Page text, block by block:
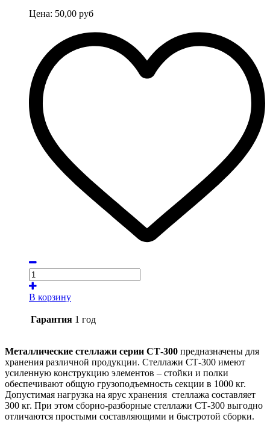
Цена: 50,00 руб
В корзину
Гарантия 1 год
Металлические стеллажи серии СТ-300 предназначены для
хранения различной продукции. Стеллажи СТ-300 имеют
усиленную конструкцию элементов – стойки и полки
обеспечивают общую грузоподъемность секции в 1000 кг.
Допустимая нагрузка на ярус хранения стеллажа составляет
300 кг. При этом сборно-разборные стеллажи СТ-300 выгодно
отличаются простыми составляющими и быстротой сборки.